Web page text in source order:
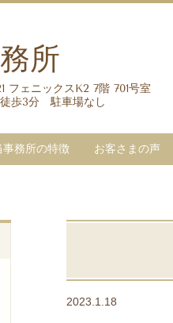
所
フェニックスK2 7階 701号室
徒歩3分 駐車場なし
事務所の特徴 お客さまの声
2023.1.18